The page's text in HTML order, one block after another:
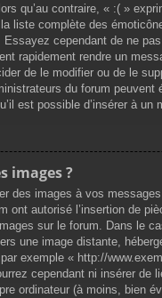
qu’au contraire, « :( »
liste complète des
cependant de ne
rapidement rendre un
de le modifier ou de le
du forum peuvent
est possible d’insérer à un
images ?
des images à vos
ont autorisé l’insertion de
sur le forum. Dans le
une image distante,
exemple « http://
cependant ni insérer de
ordinateur (à moins, bien